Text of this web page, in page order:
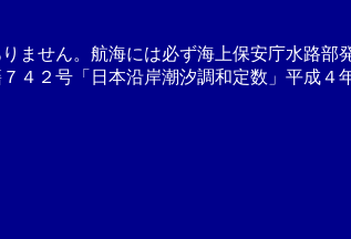
ません。航海には必ず海上保安庁水路部
４２号「日本沿岸潮汐調和定数」平成４